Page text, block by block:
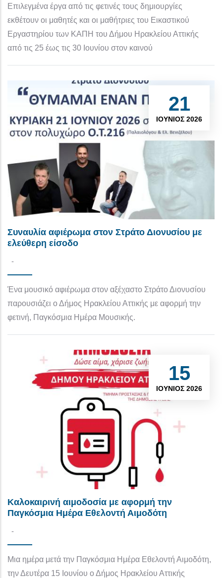
Επιλεγμένα έργα από τις φετινές τους δημιουργίες
εκθέτουν οι μαθητές και οι μαθήτριες του Εικαστικού
Εργαστηρίου των ΚΑΠΗ του Δήμου Ηρακλείου Αττικής
από τις 25 έως τις 30 Ιουνίου στον καινού
21
ΙΟΎΝΙΟΣ 2026
Συναυλία αφιέρωμα στον Στράτο Διονυσίου με
ελεύθερη είσοδο
-
Ένα μουσικό αφιέρωμα στον αξέχαστο Στράτο Διονυσίου
παρουσιάζει ο Δήμος Ηρακλείου Αττικής με αφορμή την
φετινή, Παγκόσμια Ημέρα Μουσικής.
15
ΙΟΎΝΙΟΣ 2026
Καλοκαιρινή αιμοδοσία με αφορμή την
Παγκόσμια Ημέρα Εθελοντή Αιμοδότη
-
Μια ημέρα μετά την Παγκόσμια Ημέρα Εθελοντή Αιμοδότη,
την Δευτέρα 15 Ιουνίου ο Δήμος Ηρακλείου Αττικής